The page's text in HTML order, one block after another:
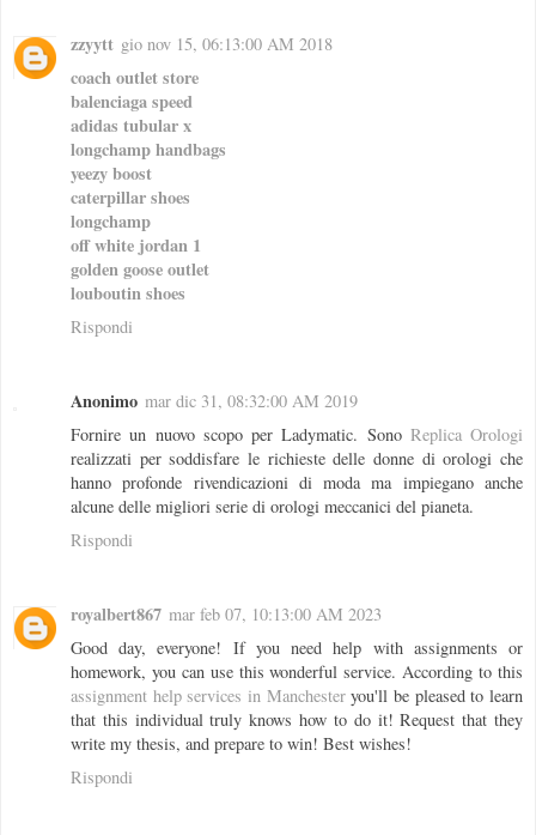
zzyytt gio nov 15, 06:13:00 AM 2018
coach outlet store
balenciaga speed
adidas tubular x
longchamp handbags
yeezy boost
caterpillar shoes
longchamp
off white jordan 1
golden goose outlet
louboutin shoes
Rispondi
Anonimo mar dic 31, 08:32:00 AM 2019
Fornire un nuovo scopo per Ladymatic. Sono Replica Orologi
realizzati per soddisfare le richieste delle donne di orologi che
hanno profonde rivendicazioni di moda ma impiegano anche
alcune delle migliori serie di orologi meccanici del pianeta.
Rispondi
royalbert867 mar feb 07, 10:13:00 AM 2023
Good day, everyone! If you need help with assignments or
homework, you can use this wonderful service. According to this
assignment help services in Manchesteryou'll be pleased to learn
that this individual truly knows how to do it! Request that they
write my thesis, and prepare to win! Best wishes!
Rispondi